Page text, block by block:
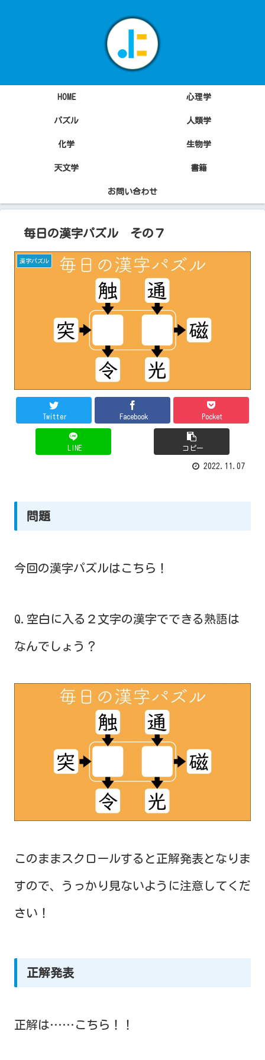
HOME 心理学
パズル 人類学
化学 生物学
天文学 書籍
お問い合わせ
毎日の漢字パズル その７
漢字パズル
Twitter Facebook Pocket
LINE コピー
2022.11.07
問題
今回の漢字パズルはこちら！
Q.空白に入る２文字の漢字でできる熟語は
なんでしょう？
このままスクロールすると正解発表となりま
すので、うっかり見ないように注意してくだ
さい！
正解発表
正解は……こちら！！